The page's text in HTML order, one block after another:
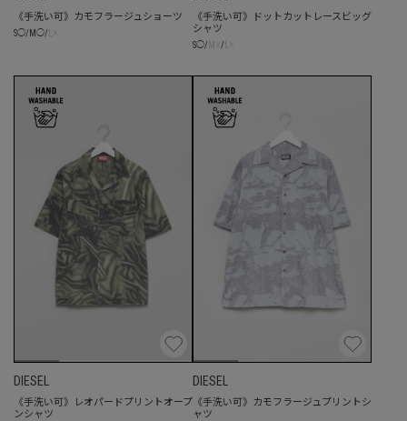
《手洗い可》カモフラージュショーツ
S◯/ M ◯/
《手洗い可》ドットカットレースビッグ
シャツ
S◯/ /
DIESEL
《手洗い可》レオパードプリントオープ
ンシャツ
DIESEL
《手洗い可》カモフラージュプリントシ
ャツ